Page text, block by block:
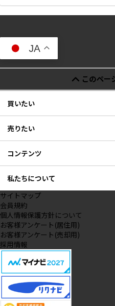
JA
このペー
買いたい
売りたい
コンテンツ
私たちについて
サイトマップ
会員規約
個人情報保護方針について
お客様アンケート(居住用)
お客様アンケート(売却用)
採用情報